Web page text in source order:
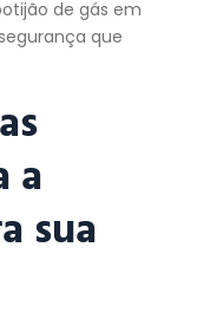
de gás em
que
a
sua